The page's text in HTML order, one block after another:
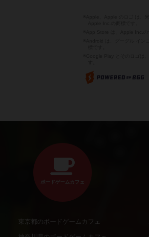
ボードゲームカフェ
東京都のボードゲームカフェ